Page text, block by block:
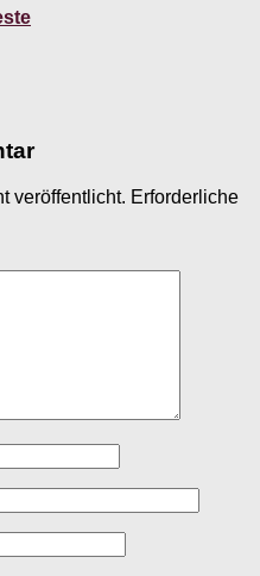
veröffentlicht. Erforderliche